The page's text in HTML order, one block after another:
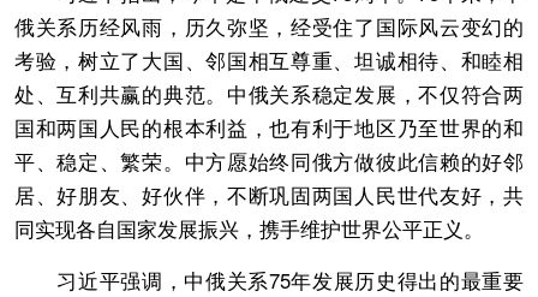
俄关系历经风雨，历久弥坚，经受住了国际风云变幻的
考验，树立了大国、邻国相互尊重、坦诚相待、和睦相
处、互利共赢的典范。中俄关系稳定发展，不仅符合两
国和两国人民的根本利益，也有利于地区乃至世界的和
平、稳定、繁荣。中方愿始终同俄方做彼此信赖的好邻
居、好朋友、好伙伴，不断巩固两国人民世代友好，共
同实现各自国家发展振兴，携手维护世界公平正义。
习近平强调，中俄关系75年发展历史得出的最重要